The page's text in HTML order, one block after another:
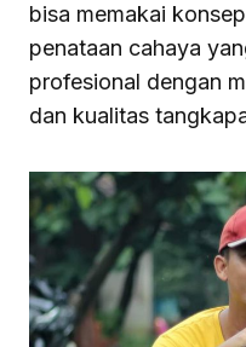
bisa memakai
penataan cahaya
profesional dengan
dan kualitas